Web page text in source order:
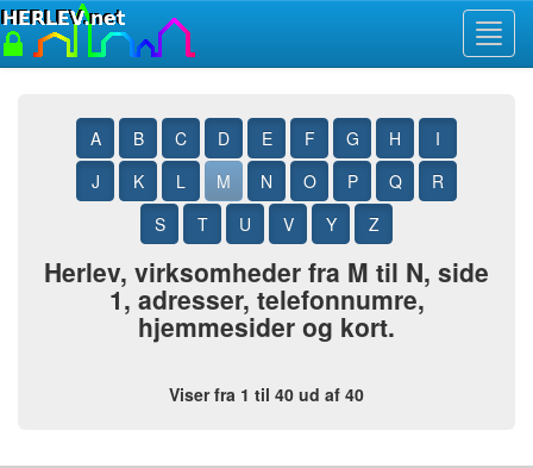
A B C D E F G H
I
J
K L M N O P Q
R
S
T U V Y Z
Herlev, virksomheder fra M til N, side
1, adresser, telefonnumre,
hjemmesider og kort.
Viser fra 1 til 40 ud af 40